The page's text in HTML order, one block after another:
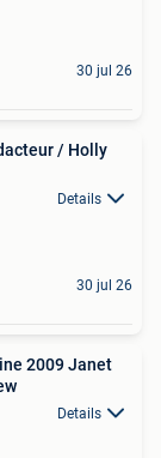
30 jul 26
/ Holly
Details
30 jul 26
2009 Janet
Details